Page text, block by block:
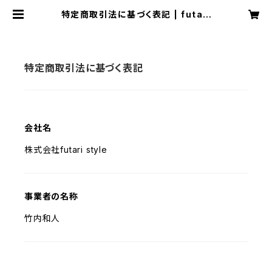
特定商取引法に基づく表記 | futari
特定商取引法に基づく表記
会社名
株式会社futari style
事業者の名称
竹内和人